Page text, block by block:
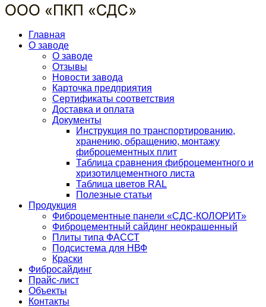
Главная
О заводе
О заводе
Отзывы
Новости завода
Карточка предприятия
Сертификаты соответствия
Доставка и оплата
Документы
Инструкция по транспортированию,
хранению, обращению, монтажу
фиброцементных плит
Таблица сравнения фиброцементного и
хризотилцементного листа
Таблица цветов RAL
Полезные статьи
Продукция
Фиброцементные панели «СДС-КОЛОРИТ»
Фиброцементный сайдинг неокрашенный
Плиты типа ФАССТ
Подсистема для НВФ
Краски
Фибросайдинг
Прайс-лист
Объекты
Контакты